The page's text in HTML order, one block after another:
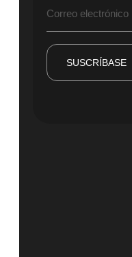
SUSCRÍBASE